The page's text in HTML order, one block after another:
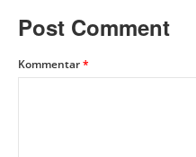
Post Comment
Kommentar*